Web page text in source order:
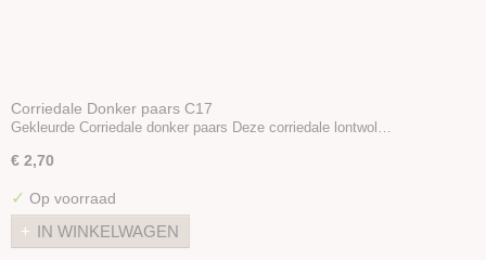
Corriedale Donker paars C17
Gekleurde Corriedale donker paars Deze corriedale lontwol…
€ 2,70
✓ Op voorraad
IN WINKELWAGEN